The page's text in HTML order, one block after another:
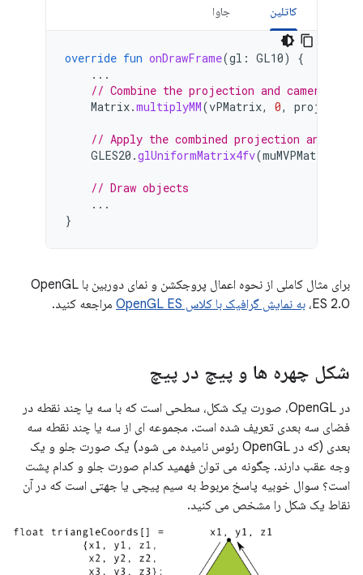
کاتلین جاوا
override fun onDrawFrame(gl : GL10)
{
...
// Combine the projection and camera
Matrix.multiplyMM(vPMatrix, 0, projMatrix
// Apply the combined projection and
GLES20 .glUniformMatrix4fv(
// Draw objects
...
}
برای مثال کاملی از نحوه اعمال پروجکشن و نمای دوربین با OpenGL
ES 2.0، به نمایش گرافیک با کلاس OpenGL ES مراجعه کنید.
شکل چهره ها و پیچ در پیچ
در OpenGL، صورت یک شکل، سطحی است که با سه یا چند نقطه در
فضای سه بعدی تعریف شده است. مجموعه ای از سه یا چند نقطه سه
بعدی (که در OpenGL رئوس نامیده می شود) یک صورت جلو و یک
وجه عقب دارند. چگونه می توان فهمید کدام صورت جلو و کدام پشت
است؟ سوال خوبیه پاسخ مربوط به سیم پیچی یا جهتی است که در آن
نقاط یک شکل را مشخص می کنید.